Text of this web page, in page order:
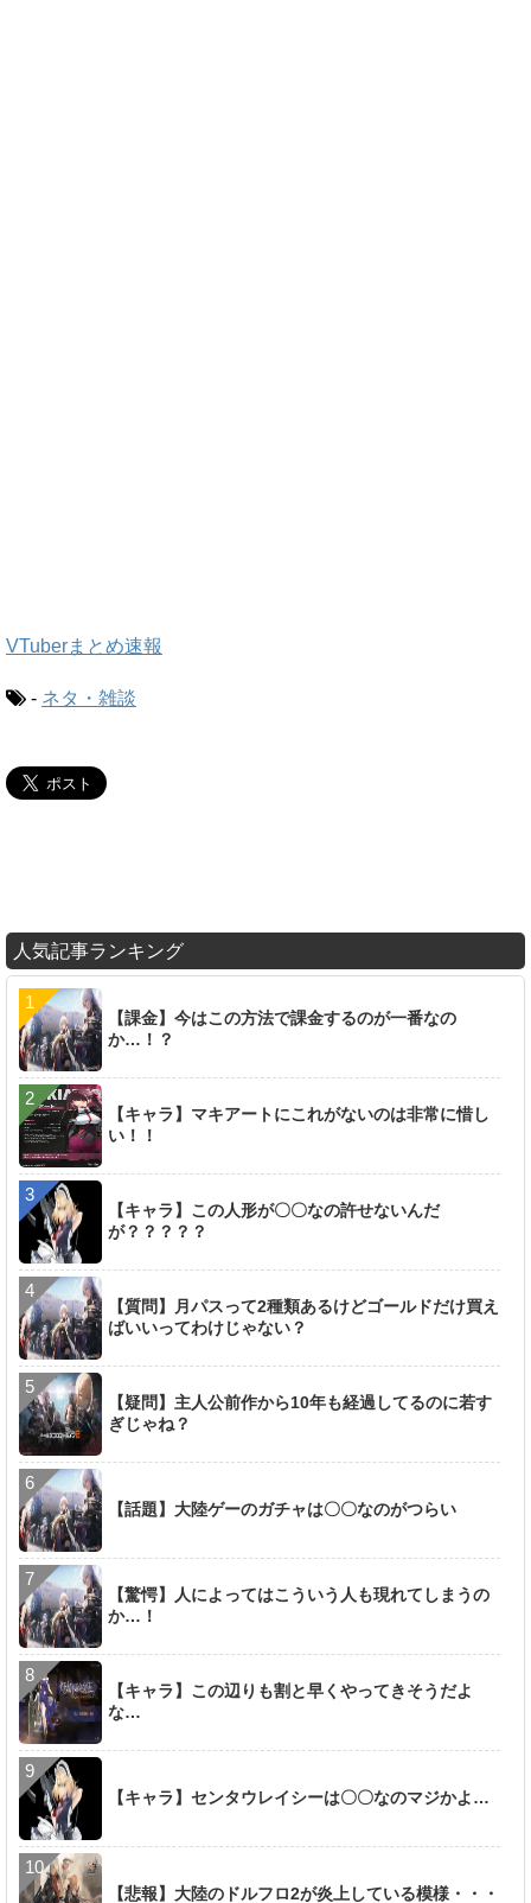
VTuberまとめ速報
- ネタ・雑談
人気記事ランキング
【課金】今はこの方法で課金するのが一番なの
か…！？
【キャラ】マキアートにこれがないのは非常に惜し
い！！
【キャラ】この人形が〇〇なの許せないんだ
が？？？？？
【質問】月パスって2種類あるけどゴールドだけ買え
ばいいってわけじゃない？
【疑問】主人公前作から10年も経過してるのに若す
ぎじゃね？
【話題】大陸ゲーのガチャは〇〇なのがつらい
【驚愕】人によってはこういう人も現れてしまうの
か…！
【キャラ】この辺りも割と早くやってきそうだよ
な…
【キャラ】センタウレイシーは〇〇なのマジかよ…
【悲報】大陸のドルフロ2が炎上している模様・・・